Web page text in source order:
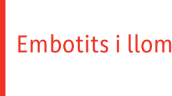
Embotits i llom